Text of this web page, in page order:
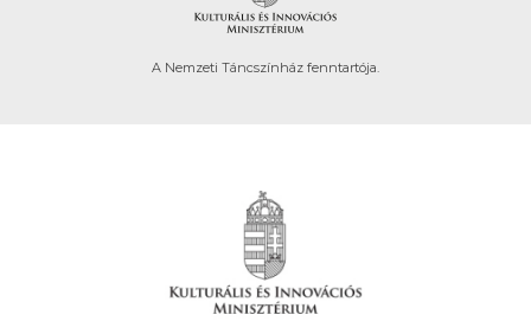
A Nemzeti Táncszínház fenntartója.